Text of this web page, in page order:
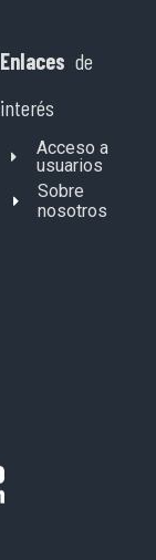
Enlaces de
interés
Acceso a
usuarios
Sobre
nosotros